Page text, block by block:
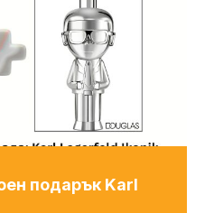
подарък Karl